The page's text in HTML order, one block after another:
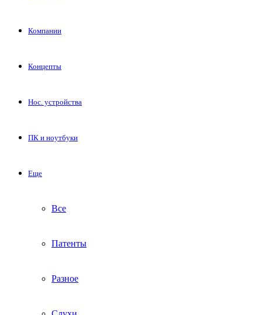
Компании
Концепты
Нос. устройства
ПК и ноутбуки
Еще
Все
Патенты
Разное